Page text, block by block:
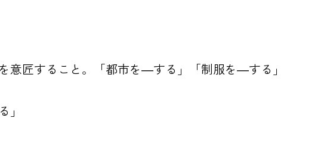
意匠すること。「都市を―する」「制服を―する」